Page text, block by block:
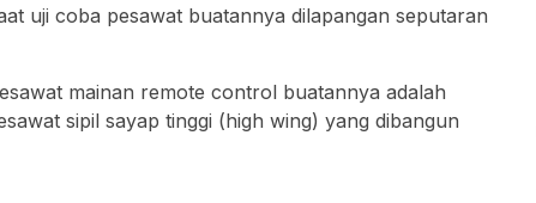
uji coba pesawat buatannya dilapangan seputaran
mainan remote control buatannya adalah
sipil sayap tinggi (high wing) yang dibangun